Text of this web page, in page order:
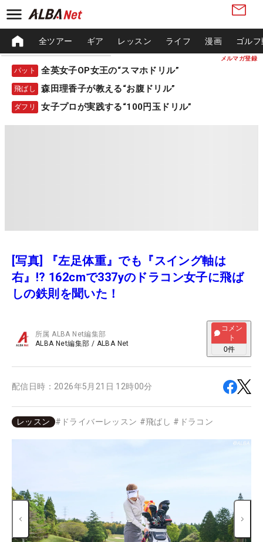
メルマガ登録
全ツアー ギア レッスン ライフ 漫画 ゴル
パット 全英女子OP女王の“スマホドリル”
飛ばし 森田理香子が教える“お腹ドリル”
ダフリ 女子プロが実践する“100円玉ドリル”
[写真] 『左足体重』でも『スイング軸は
右』!? 162cmで337yのドラコン女子に飛ば
しの鉄則を聞いた！
所属ALBA Net編集部
ALBA Net編集部 / ALBA Net
コメン
ト
0件
配信日時： 2026年5月21日 12時00分
レッスン # ドライバーレッスン #飛ばし # ドラコン